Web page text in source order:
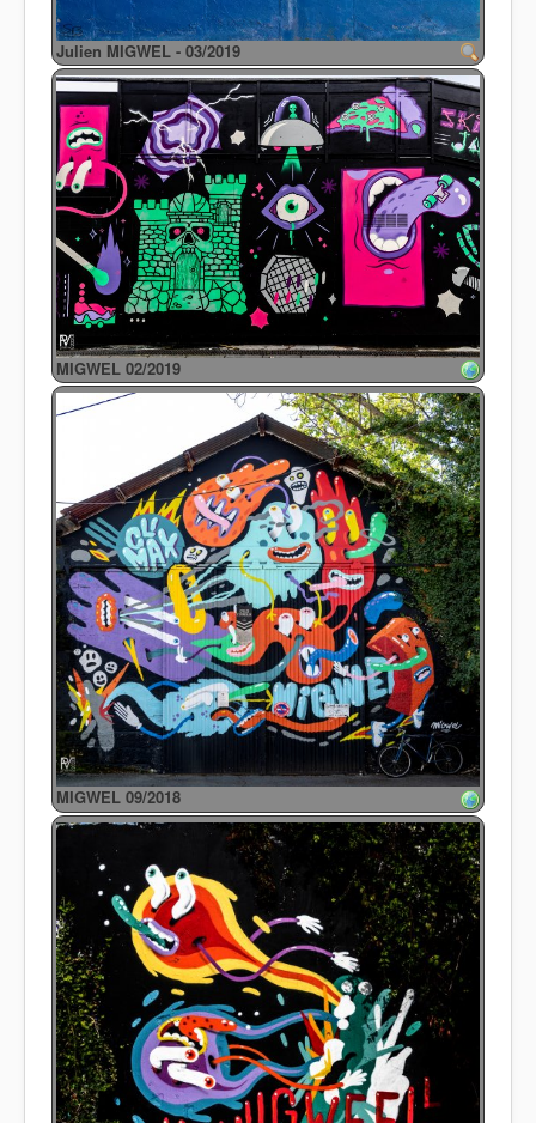
Julien MIGWEL - 03/2019
MIGWEL 02/2019
MIGWEL 09/2018